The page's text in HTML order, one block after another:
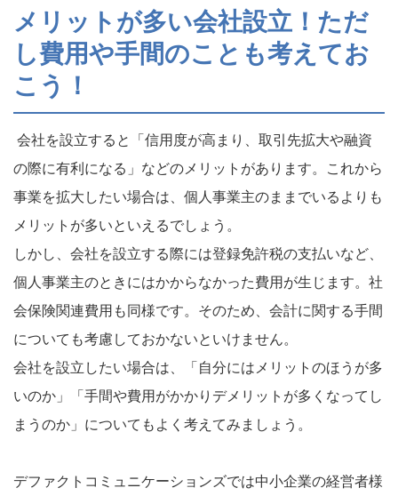
メリットが多い会社設立！ただ
し費用や手間のことも考えてお
こう！
会社を設立すると「信用度が高まり、取引先拡大や融資
の際に有利になる」などのメリットがあります。これから
事業を拡大したい場合は、個人事業主のままでいるよりも
メリットが多いといえるでしょう。
しかし、会社を設立する際には登録免許税の支払いなど、
個人事業主のときにはかからなかった費用が生じます。社
会保険関連費用も同様です。そのため、会計に関する手間
についても考慮しておかないといけません。
会社を設立したい場合は、「自分にはメリットのほうが多
いのか」「手間や費用がかかりデメリットが多くなってし
まうのか」についてもよく考えてみましょう。
デファクトコミュニケーションズでは中小企業の経営者様